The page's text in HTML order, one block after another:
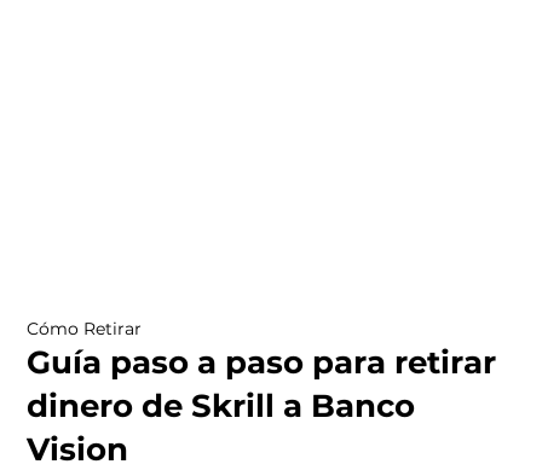
Cómo Retirar
Guía paso a paso para retirar
dinero de Skrill a Banco
Vision